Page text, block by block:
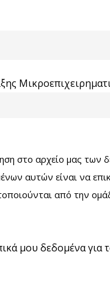
στο αρχείο μας
αυτών είναι να
από την
μου δεδομένα για